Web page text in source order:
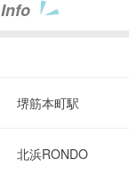
Info
堺筋本町駅
北浜RONDO